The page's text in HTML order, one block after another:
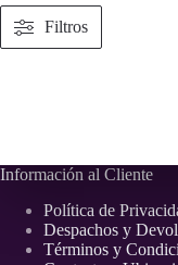
Filtros
Información al Cliente
Política de
Despachos y
Términos y